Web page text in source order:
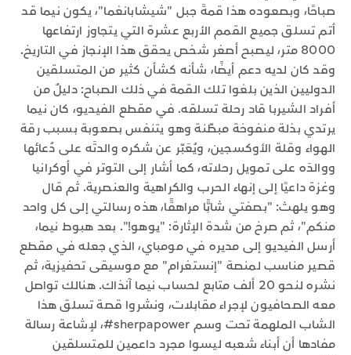
صباحًا، وبصعوده هذا قمةَ جبل "شيشابانغما"، يكون نيما قد
أتم تسلق جميع القمم الأربع عشرة التي يتجاوز ارتفاعها
8000 متر، ليصبح أصغر شخص يحقق هذا الإنجاز في التاريخ.
وقد كان لديه دعم أيضًا، شأنه كشأن كثير من المتسلقين
الدوليين الذين بلغوا تلك القمة في ذلك الصباح: دليلٌ من
أفراد الشيربا قاد رحلة تسلقه. في مقطع الفيديو، كان نيما
يرتدي بذلة منفوخة مبطّنة وهو يتنفس بصعوبة بسبب رقة
الهواء وقلة الأوكسجين، ويُعَبّر عن شكره والدتَه على دُعائها
ووالدَه على تمويل رحلاته، كما أشار إلى التوتر في أوكرانيا
وغزة داعيًا إلى إنهاء الحرب والكراهية والعنصرية. ثم قال
وهو يلهث: "بصفتي شابًّا مراهقًا، هذه رسالتي إلى كل واحد
منكم"، ثم صرخ من شدة الإثارة: "يوهو!". بعد هبوط نيما،
أرسل الفيديو إلى مديره في مومباي، الذي جعله في مقطع
قصير مناسب لمنصة "إنستغرام" مع موسيقى تحفيزية، ثم
نشره لنحو 20 ألف متابع لحساب نيما آنذاك. هنالك تواصل
معه الصحافيون لإجراء مقابلات، ونشروا قصة تسلق هذا
الشاب الملهمة تحت وسم sherpapower#، لإشاعة رسالة
مفادها أن أبناء شعبه ليسوا مجرد داعمين للمتسلقين